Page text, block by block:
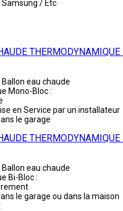
Samsung / Etc
THERMODYNAMIQUE
eau chaude
Mono-Bloc :
en Service par un installateur
le garage
eau chaude
Bi-Bloc :
le garage ou dans la maison